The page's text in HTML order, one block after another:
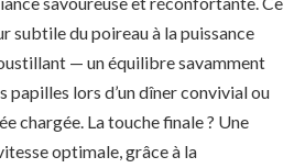
subtile du poireau à la puissance
— un équilibre savamment
papilles lors d’un dîner convivial ou
chargée. La touche finale ? Une
optimale, grâce à la